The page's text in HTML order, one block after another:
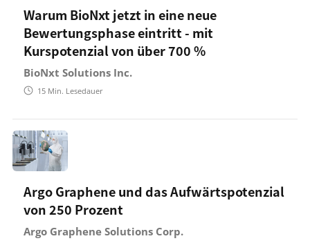
Warum BioNxt jetzt in eine neue
Bewertungsphase eintritt - mit
Kurspotenzial von über 700 %
BioNxt Solutions Inc.
15 Min. Lesedauer
Argo Graphene und das Aufwärtspotenzial
von 250 Prozent
Argo Graphene Solutions Corp.